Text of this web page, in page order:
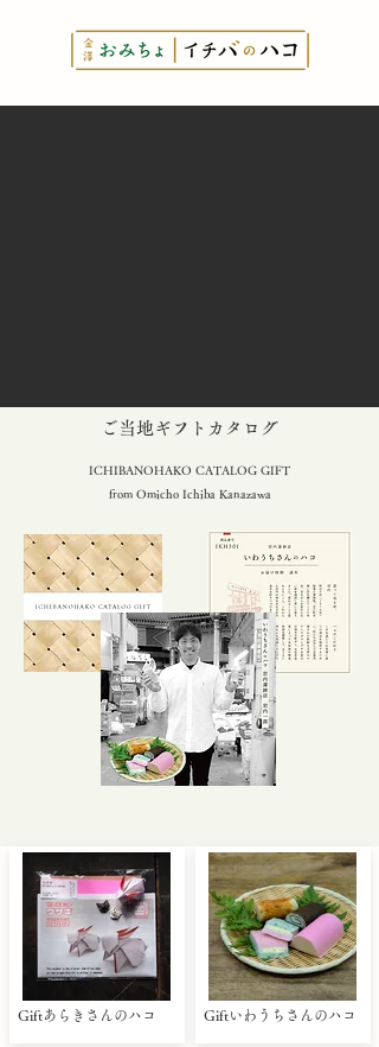
​ご当地ギフトカタログ
ICHIBANOHAKO CATALOG GIFT
from Omicho Ichiba Kanazawa
Giftあらきさんのハコ Giftいわうちさんのハコ